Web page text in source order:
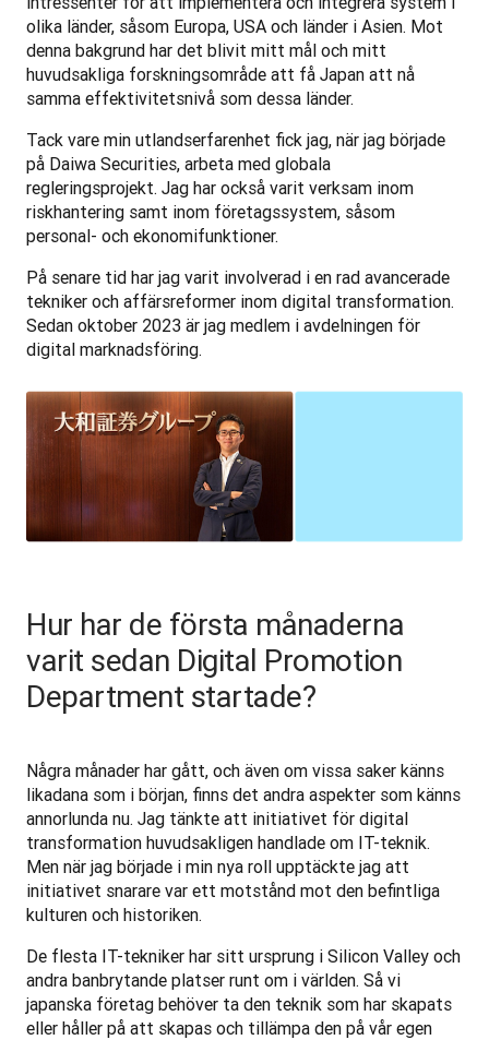
olika länder, såsom Europa, USA och länder i Asien. Mot
denna bakgrund har det blivit mitt mål och mitt
huvudsakliga forskningsområde att få Japan att nå
samma effektivitetsnivå som dessa länder.
Tack vare min utlandserfarenhet fick jag, när jag började
på Daiwa Securities, arbeta med globala
regleringsprojekt. Jag har också varit verksam inom
riskhantering samt inom företagssystem, såsom
personal- och ekonomifunktioner.
På senare tid har jag varit involverad i en rad avancerade
tekniker och affärsreformer inom digital transformation.
Sedan oktober 2023 är jag medlem i avdelningen för
digital marknadsföring.
Hur har de första månaderna
varit sedan Digital Promotion
Department startade?
Några månader har gått, och även om vissa saker känns
likadana som i början, finns det andra aspekter som känns
annorlunda nu. Jag tänkte att initiativet för digital
transformation huvudsakligen handlade om IT-teknik.
Men när jag började i min nya roll upptäckte jag att
initiativet snarare var ett motstånd mot den befintliga
kulturen och historiken.
De flesta IT-tekniker har sitt ursprung i Silicon Valley och
andra banbrytande platser runt om i världen. Så vi
japanska företag behöver ta den teknik som har skapats
eller håller på att skapas och tillämpa den på vår egen